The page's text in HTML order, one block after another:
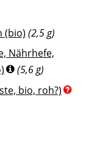
(bio) (2,5 g)
Nährhefe,
(5,6 g)
bio, roh?)